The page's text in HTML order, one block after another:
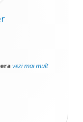
vezi mai mult